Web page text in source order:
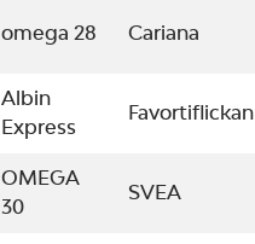
omega 28 Cariana
Albin
Express
Favortiflickan
OMEGA
30
SVEA